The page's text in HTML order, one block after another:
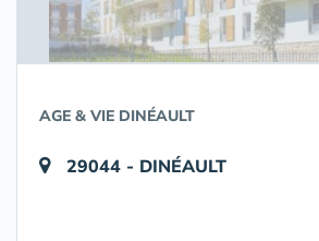
AGE & VIE DINÉAULT
29044 - DINÉAULT